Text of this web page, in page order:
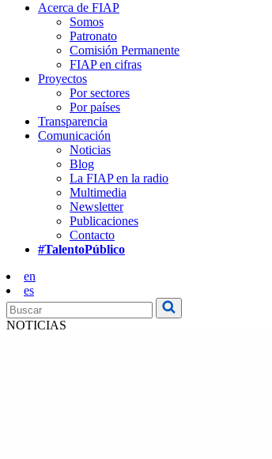
Acerca de FIAP
Somos
Patronato
Comisión Permanente
FIAP en cifras
Proyectos
Por sectores
Por países
Transparencia
Comunicación
Noticias
Blog
La FIAP en la radio
Multimedia
Newsletter
Publicaciones
Contacto
#TalentoPúblico
en
es
NOTICIAS